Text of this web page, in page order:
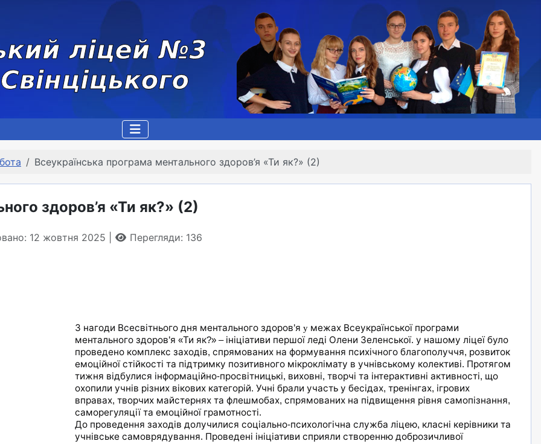
Всеукраїнська програма ментального здоров’я «Ти як?» (2)
здоров’я «Ти як?» (2)
12 жовтня 2025 Перегляди: 136
З нагоди Всесвітнього дня ментального здоров’я у межах Всеукраїнської програми
ментального здоров’я «Ти як?» – ініціативи першої леді Олени Зеленської. у нашому ліцеї було
проведено комплекс заходів, спрямованих на формування психічного благополуччя, розвиток
емоційної стійкості та підтримку позитивного мікроклімату в учнівському колективі. Протягом
тижня відбулися інформаційно-просвітницькі, виховні, творчі та інтерактивні активності, що
охопили учнів різних вікових категорій. Учні брали участь у бесідах, тренінгах, ігрових
вправах, творчих майстернях та флешмобах, спрямованих на підвищення рівня самопізнання,
саморегуляції та емоційної грамотності.
До проведення заходів долучилися соціально-психологічна служба ліцею, класні керівники та
учнівське самоврядування. Проведені ініціативи сприяли створенню доброзичливої